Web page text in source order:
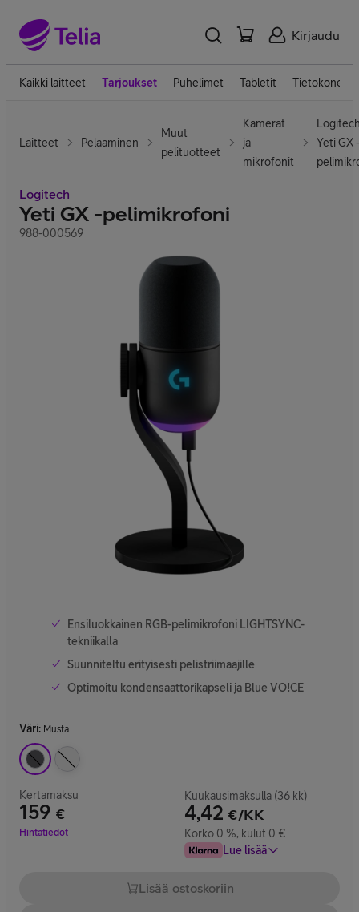
Kirjaudu
Kaikki laitteet Tarjoukset Puhelimet Tabletit Tietokoneet
Laitteet Pelaaminen
Muut
pelituotteet
Kamerat
ja
mikrofonit
Yeti GX -
Logitech
Yeti GX -pelimikrofoni
988-000569
Ensiluokkainen RGB-pelimikrofoni LIGHTSYNC-
tekniikalla
Suunniteltu erityisesti pelistriimaajille
Optimoitu kondensaattorikapseli ja Blue VO!CE
Väri: Musta
Kertamaksu
159 €
Hinta 159 €
Hintatiedot
Kuukausimaksulla (36 kk)
4,42 €/KK
Korko 0 %, kulut 0 €
Lue lisää
Lisää ostoskoriin